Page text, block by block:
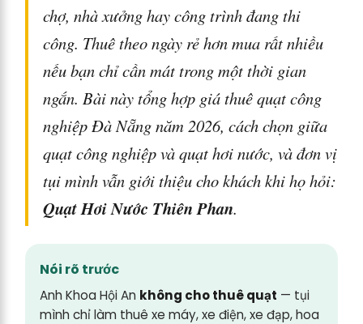
chợ, nhà xưởng hay công trình đang thi
công. Thuê theo ngày rẻ hơn mua rất nhiều
nếu bạn chỉ cần mát trong một thời gian
ngắn. Bài này tổng hợp giá thuê quạt công
nghiệp Đà Nẵng năm 2026, cách chọn giữa
quạt công nghiệp và quạt hơi nước, và đơn vị
tụi mình vẫn giới thiệu cho khách khi họ hỏi:
Quạt Hơi Nước Thiên Phan.
Nói rõ trước
Anh Khoa Hội An không cho thuê quạt — tụi
mình chỉ làm thuê xe máy, xe điện, xe đạp, hoa